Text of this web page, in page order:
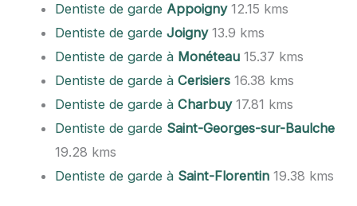
Dentiste de gardeAppoigny12.15 kms
Dentiste de gardeJoigny13.9 kms
Dentiste de garde à Monéteau 15.37 kms
Dentiste de garde àCerisiers 16.38 kms
Dentiste de garde àCharbuy17.81 kms
Dentiste de garde Saint-Georges-sur-Baulche
19.28 kms
Dentiste de garde à Saint-Florentin 19.38 kms